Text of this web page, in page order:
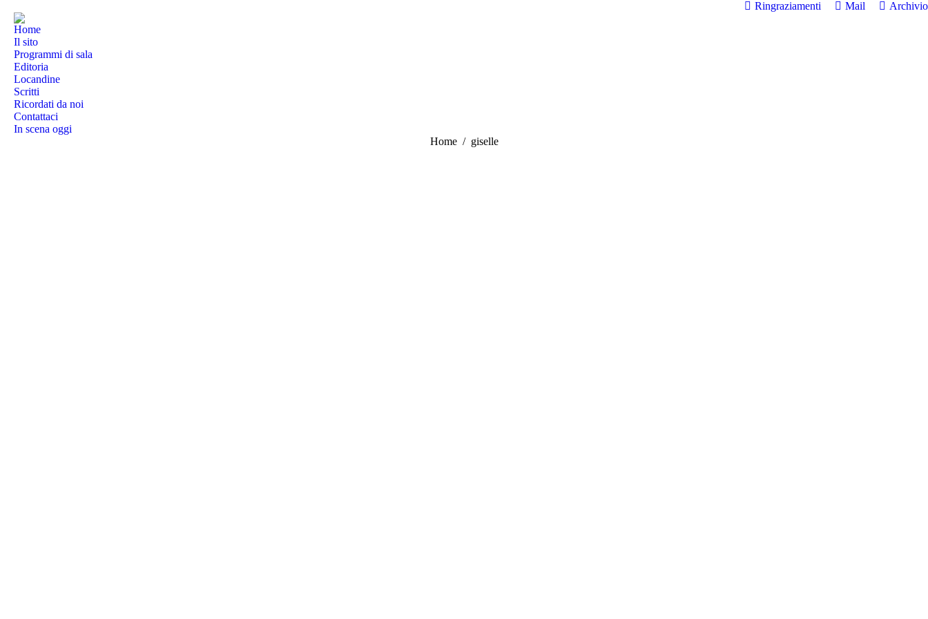
Ringraziamenti Mail
Archivio
Home
Il sito
Programmi di sala
Editoria
Locandine
Scritti
Ricordati da noi
Contattaci
In scena oggi
Tu sei qui:
Home giselle